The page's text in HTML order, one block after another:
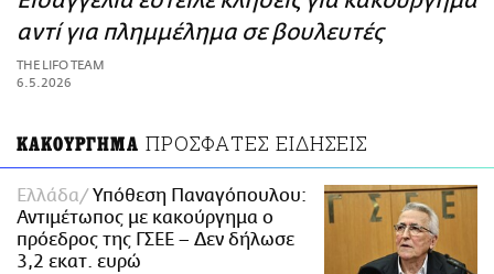
ΑΜΠΑ
PRINT
αντί για πλημμέλημα σε βουλευτές
THE LIFO TEAM
6.5.2026
ΚΑΚΟΥΡΓΗΜΑ ΠΡΟΣΦΑΤΕΣ ΕΙΔΗΣΕΙΣ
Ελλάδα
Υπόθεση Παναγόπουλου:
Αντιμέτωπος με κακούργημα ο
πρόεδρος της ΓΣΕΕ – Δεν δήλωσε
3,2 εκατ. ευρώ